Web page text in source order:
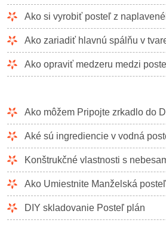
Krajinné úpravy
Ako si vyrobiť posteľ z
Ako zariadiť hlavnú spálňu v
Ako opraviť medzeru medzi
Ako môžem Pripojte zrkadlo do
Aké sú ingrediencie v vodná
Konštrukčné vlastnosti s
Ako Umiestnite Manželská
DIY skladovanie Posteľ plán